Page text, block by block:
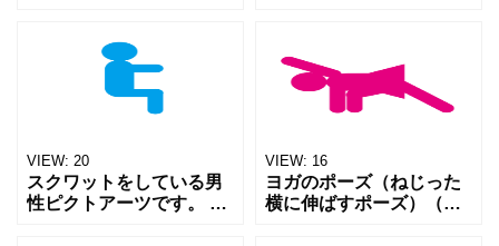
仕上げました。 スポーツ
ジムや、体育の資料な
ど、幅広くご活用くださ
ーツです。 スポーツジム
や体育の資料、または休
VIEW: 20
スクワットをしている男
性ピクトアーツです。 膝
VIEW: 16
ヨガのポーズ（ねじった
横に伸ばすポーズ）（パ